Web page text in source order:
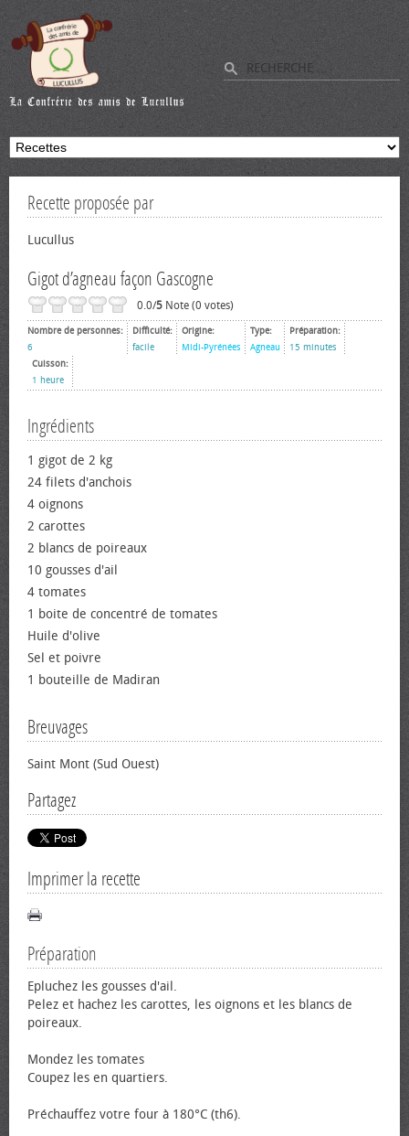
Recette proposée par
Lucullus
Gigot d’agneau façon Gascogne
0.0/5 Note (0 votes)
Nombre de personnes:
6
Difficulté:
facile
Origine:
Midi-Pyrénées
Type:
Agneau
Préparation:
15 minutes
Cuisson:
1 heure
Ingrédients
1 gigot de 2 kg
24 filets d'anchois
4 oignons
2 carottes
2 blancs de poireaux
10 gousses d'ail
4 tomates
1 boite de concentré de tomates
Huile d'olive
Sel et poivre
1 bouteille de Madiran
Breuvages
Saint Mont (Sud Ouest)
Partagez
Imprimer la recette
Préparation
Epluchez les gousses d'ail.
Pelez et hachez les carottes, les oignons et les blancs de
poireaux.
Mondez les tomates
Coupez les en quartiers.
Préchauffez votre four à 180°C (th6).